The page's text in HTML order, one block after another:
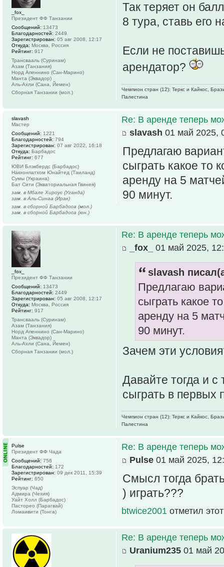
Так теряет он
8 тура, ставь его
Если не
арендатор?
Чемпион стран (12): Теркс и Кайкос,
Палестина
_fox_
Президент ФФ Танзании
Сообщений: 13473
Благодарностей: 2449
Зарегистрирован: 05 авг 2008, 12:17
Откуда: Москва, Россия
Рейтинг: 917
Трансвааль (Суринам)
Азам (Танзания)
Норд Апеннино (Сан-Марино)
Манта (Эквадор)
Аль-Ахли (Сана, Йемен)
Сборная Танзании (мол.)
Re: В аренде теперь
slavash 01 май 2025,
Предлагаю
сыграть какое то
аренду на 5
90 минут.
slavash
Мастер
Сообщений: 1221
Благодарностей: 794
Зарегистрирован: 07 авг 2022, 16:18
Откуда: Барбадос
Рейтинг: 677
ЮВИ Блэкбердс (Барбадос)
Накхонпатхом Юнайтед (Таиланд)
Сумы (Украина)
Бат Сити (Экваториальная Гвинея)
зам. в Мбале Хироус (Уганда)
зам. в Аль-Синаа (Ирак)
зам. в сборной Барбадоса (мол.)
зам. в сборной Барбадоса (юн.)
Re: В аренде теперь
_fox_
01 май 2025,
slavash
Предлагаю
сыграть какое
аренду на 5
90 минут.
Зачем эти
Давайте тогда и
сыграть в первых
Чемпион стран (12): Теркс и Кайкос,
Палестина
_fox_
Президент ФФ Танзании
Сообщений: 13473
Благодарностей: 2449
Зарегистрирован: 05 авг 2008, 12:17
Откуда: Москва, Россия
Рейтинг: 917
Трансвааль (Суринам)
Азам (Танзания)
Норд Апеннино (Сан-Марино)
Манта (Эквадор)
Аль-Ахли (Сана, Йемен)
Сборная Танзании (мол.)
Re: В аренде теперь
Pulse 01 май 2025,
Смысл тогда
) играть???
btwice2001 отметил
Pulse
Президент ФФ Чада
Сообщений: 756
Благодарностей: 172
Зарегистрирован: 09 дек 2011, 15:39
Рейтинг: 650
Эспуар (Чад)
Адмира (Чехия)
Уайт Холл (Барбадос)
Пасторео (Парагвай)
Ломаивити (Тонга)
Re: В аренде теперь
Uranium235 01 май